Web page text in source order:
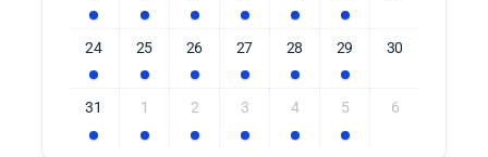
24 25 26 27 28 29 30
31 1 2 3 4 5 6